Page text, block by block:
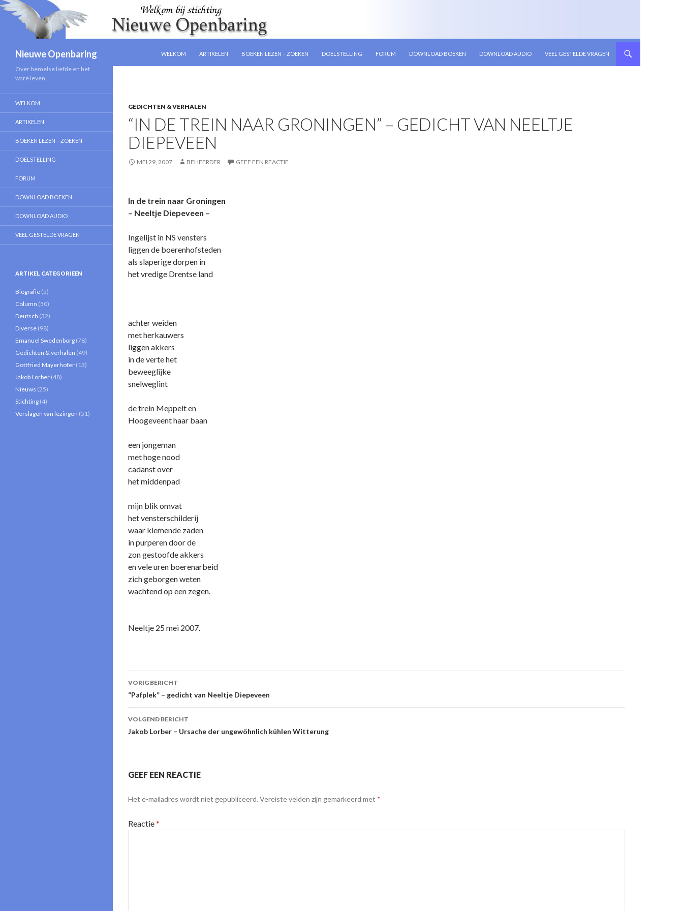
Nieuwe Openbaring
WELKOM
ARTIKELEN BOEKEN LEZEN – ZOEKEN DOELSTELLING FORUM DOWNLOAD BOEKEN DOWNLOAD AUDIO VEEL GESTELDE VRAGEN
GEDICHTEN & VERHALEN
“IN DE TREIN NAAR GRONINGEN” – GEDICHT VAN NEELTJE
DIEPEVEEN
MEI 29, 2007 BEHEERDER GEEF EEN REACTIE
In de trein naar Groningen
– Neeltje Diepeveen –
Ingelijst in NS vensters
liggen de boerenhofsteden
als slaperige dorpen in
het vredige Drentse land
achter weiden
met herkauwers
liggen akkers
in de verte het
beweeglijke
snelweglint
de trein Meppelt en
Hoogeveent haar baan
een jongeman
met hoge nood
cadanst over
het middenpad
mijn blik omvat
het vensterschilderij
waar kiemende zaden
in purperen door de
zon gestoofde akkers
en vele uren boerenarbeid
zich geborgen weten
wachtend op een zegen.
Neeltje 25 mei 2007.
Berichtnavigatie
VORIG BERICHT
“Pafplek” – gedicht van Neeltje Diepeveen
VOLGEND BERICHT
Jakob Lorber – Ursache der ungewöhnlich kühlen Witterung
GEEF EEN REACTIE
Het e-mailadres wordt niet gepubliceerd. Vereiste velden zijn gemarkeerd met *
Reactie*
Over hemelse liefde en het
ware leven
WELKOM
ARTIKELEN
BOEKEN LEZEN – ZOEKEN
DOELSTELLING
FORUM
DOWNLOAD BOEKEN
DOWNLOAD AUDIO
VEEL GESTELDE VRAGEN
ARTIKEL CATEGORIEEN
Biografie (5)
Column (50)
Deutsch (32)
Diverse (98)
Emanuel Swedenborg (78)
Gedichten & verhalen (49)
Gottfried Mayerhofer (13)
Jakob Lorber (48)
Nieuws (25)
Stichting (4)
Verslagen van lezingen (51)